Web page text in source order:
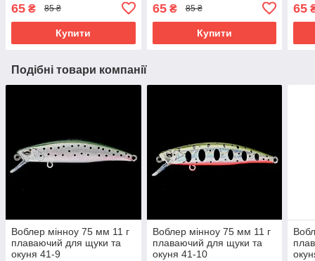
65 ₴ 85 ₴
Купити
65₴ 85 ₴
Купити
65
Подібні товари компанії
Воблер мінноу 75 мм 11 г
плаваючий для щуки та
окуня 41-9
Воблер мінноу 75 мм 11 г
плаваючий для щуки та
окуня 41-10